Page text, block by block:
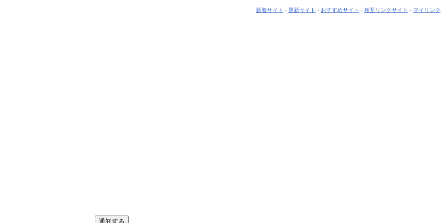
新着サイト - 更新サイト - おすすめサイト - 相互リンクサイト - マイリンク